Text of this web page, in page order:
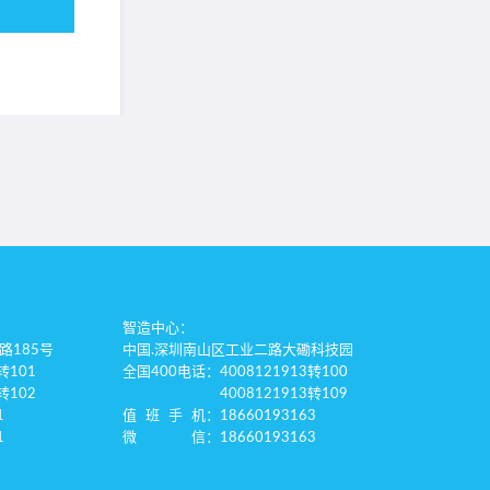
185号
101
102
智造中心：
中国.深圳南山区工业二路大磡科技园
全国400电话
值班手机
微信
：4008121913转100
4008121913转109
：18660193163
：18660193163